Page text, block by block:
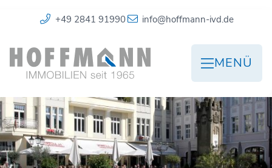
+49 2841 91990 info@hoffmann-ivd.de
MENÜ